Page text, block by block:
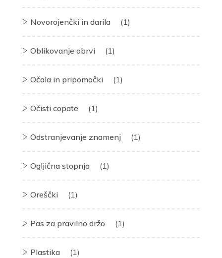
Novorojenčki in darila (1)
Oblikovanje obrvi (1)
Očala in pripomočki (1)
Očisti copate (1)
Odstranjevanje znamenj (1)
Ogljična stopnja (1)
Oreščki (1)
Pas za pravilno držo (1)
Plastika (1)